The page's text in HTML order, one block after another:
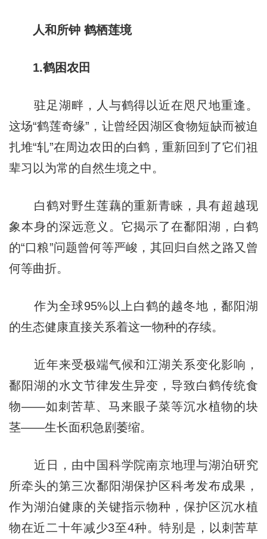
人和所钟 鹤栖莲境
1.鹤困农田
驻足湖畔，人与鹤得以近在咫尺地重逢。
这场“鹤莲奇缘”，让曾经因湖区食物短缺而被迫
扎堆“轧”在周边农田的白鹤，重新回到了它们祖
辈习以为常的自然生境之中。
白鹤对野生莲藕的重新青睐，具有超越现
象本身的深远意义。它揭示了在鄱阳湖，白鹤
的“口粮”问题曾何等严峻，其回归自然之路又曾
何等曲折。
作为全球95%以上白鹤的越冬地，鄱阳湖
的生态健康直接关系着这一物种的存续。
近年来受极端气候和江湖关系变化影响，
鄱阳湖的水文节律发生异变，导致白鹤传统食
物——如刺苦草、马来眼子菜等沉水植物的块
茎——生长面积急剧萎缩。
近日，由中国科学院南京地理与湖泊研究
所牵头的第三次鄱阳湖保护区科考发布成果，
作为湖泊健康的关键指示物种，保护区沉水植
物在近二十年减少3至4种。特别是，以刺苦草